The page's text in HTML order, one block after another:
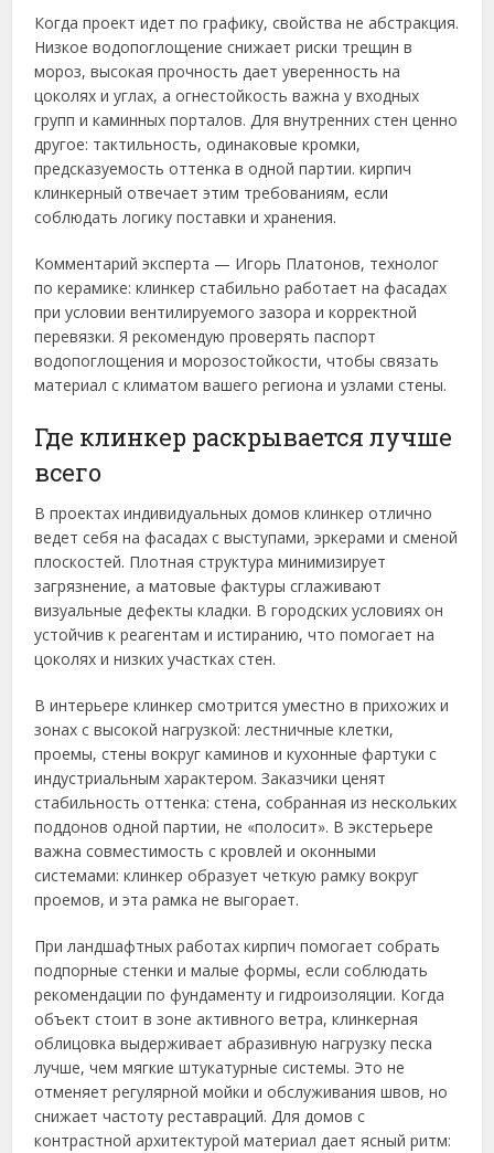
Когда проект идет по графику, свойства не абстракция.
Низкое водопоглощение снижает риски трещин в
мороз, высокая прочность дает уверенность на
цоколях и углах, а огнестойкость важна у входных
групп и каминных порталов. Для внутренних стен ценно
другое: тактильность, одинаковые кромки,
предсказуемость оттенка в одной партии. кирпич
клинкерный отвечает этим требованиям, если
соблюдать логику поставки и хранения.
Комментарий эксперта — Игорь Платонов, технолог
по керамике: клинкер стабильно работает на фасадах
при условии вентилируемого зазора и корректной
перевязки. Я рекомендую проверять паспорт
водопоглощения и морозостойкости, чтобы связать
материал с климатом вашего региона и узлами стены.
Где клинкер раскрывается лучше
всего
В проектах индивидуальных домов клинкер отлично
ведет себя на фасадах с выступами, эркерами и сменой
плоскостей. Плотная структура минимизирует
загрязнение, а матовые фактуры сглаживают
визуальные дефекты кладки. В городских условиях он
устойчив к реагентам и истиранию, что помогает на
цоколях и низких участках стен.
В интерьере клинкер смотрится уместно в прихожих и
зонах с высокой нагрузкой: лестничные клетки,
проемы, стены вокруг каминов и кухонные фартуки с
индустриальным характером. Заказчики ценят
стабильность оттенка: стена, собранная из нескольких
поддонов одной партии, не «полосит». В экстерьере
важна совместимость с кровлей и оконными
системами: клинкер образует четкую рамку вокруг
проемов, и эта рамка не выгорает.
При ландшафтных работах кирпич помогает собрать
подпорные стенки и малые формы, если соблюдать
рекомендации по фундаменту и гидроизоляции. Когда
объект стоит в зоне активного ветра, клинкерная
облицовка выдерживает абразивную нагрузку песка
лучше, чем мягкие штукатурные системы. Это не
отменяет регулярной мойки и обслуживания швов, но
снижает частоту реставраций. Для домов с
контрастной архитектурой материал дает ясный ритм: